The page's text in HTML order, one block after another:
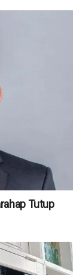
Tutup